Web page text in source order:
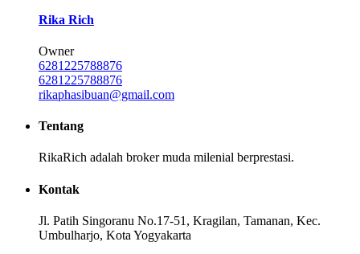
Rika Rich
Owner
6281225788876
6281225788876
rikaphasibuan@gmail.com
Tentang
RikaRich adalah broker muda milenial berprestasi.
Kontak
Jl. Patih Singoranu No.17-51, Kragilan, Tamanan, Kec.
Umbulharjo, Kota Yogyakarta